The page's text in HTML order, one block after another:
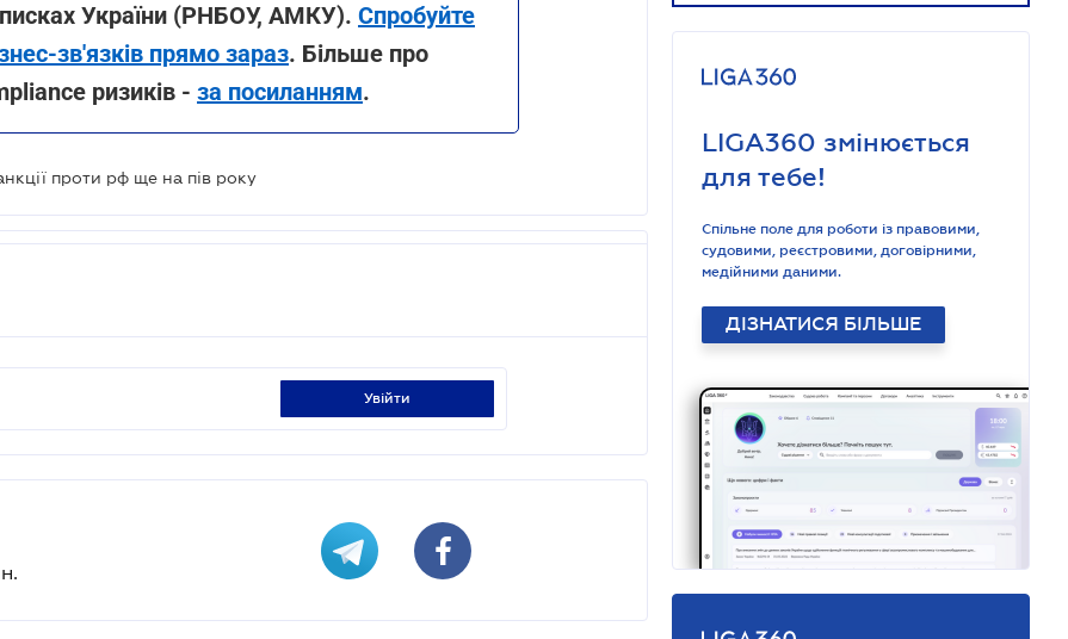
України (РНБОУ, АМКУ). Спробуйте
зв'язків прямо зараз. Більше про
ризиків - за посиланням.
проти рф ще на пів року
увійти
LIGA360 змінюється
для тебе!
Спільне поле для роботи із правовими,
судовими, реєстровими, договірними,
медійними даними.
ДІЗНАТИСЯ БІЛЬШЕ